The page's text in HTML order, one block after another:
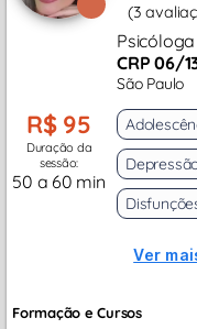
(3
Psicóloga
CRP 06/
São Paulo
R$ 95
Duração da
sessão:
50 a 60 min
Ver
Formação e Cursos